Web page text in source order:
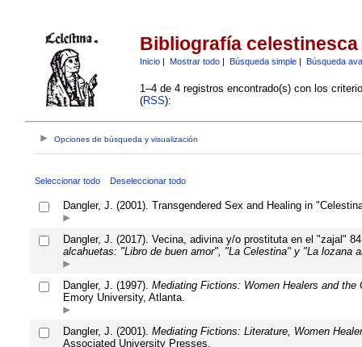
Bibliografía celestinesca
Inicio| Mostrar todo| Búsqueda simple| Búsqueda
1–4 de 4 registros encontrado(s) con los
(RSS):
Opciones de búsqueda y visualización
Seleccionar todo Deseleccionar todo
Dangler, J. (2001). Transgendered Sex and Healing in
Dangler, J. (2017). Vecina, adivina y/o prostituta en el "zajal"
alcahuetas: "Libro de buen amor", "La Celestina" y "La lozana
Dangler, J. (1997). Mediating Fictions: Women Healers and
Emory University, Atlanta.
Dangler, J. (2001). Mediating Fictions: Literature, Women
Associated University Presses.